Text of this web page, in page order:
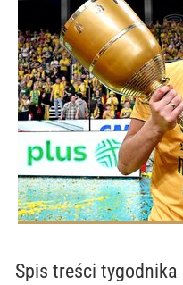
Spis treści tygodnika